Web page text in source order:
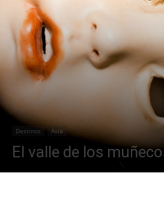
Destinos Asia
El valle de los